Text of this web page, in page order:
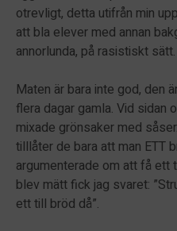
otrevligt, detta utifrån min
att bla elever med annan
annorlunda, på rasistiskt sätt.
Maten är bara inte god, den
flera dagar gamla. Vid sidan
mixade grönsaker med
tilllåter de bara att man ETT
argumenterade om att få
blev mätt fick jag svaret:
ett till bröd då”.